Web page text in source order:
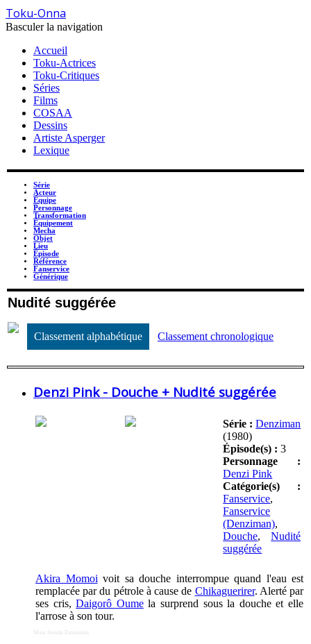
Toku-Onna
Basculer la navigation
Accueil
Toku-Actrices
Toku-Critiques
Séries
Films
COSAA
Dessins
Artiste Asperger
Lexique
Série
Acteur
Équipe
Personnage
Transformation
Équipement
Mecha
Objet
Lieu
Épisode
Référence
Fanservice
Générique
Nudité suggérée
Classement alphabétique Classement chronologique
Denzi Pink - Douche + Nudité suggérée
Série : Denziman
(1980)
Épisode(s) : 3
Personnage :
Denzi Pink
Catégorie(s) :
Fanservice,
Fanservice
(Denziman),
Douche,Nudité
suggérée
Akira Momoi voit sa douche interrompue quand l'eau est
remplacée par du pétrole à cause de Chikaguerirer. Alerté par
ses cris,Daigorô Oumela surprend sous la douche et elle
l'arrose à son tour.
More Joomla Extensions